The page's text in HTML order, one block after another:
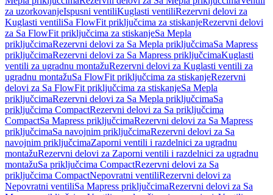
za uzorkovanjeIspusni ventiliKuglasti ventiliRezervni delovi za
Kuglasti ventiliSa FlowFit priključcima za stiskanjeRezervni delovi
za Sa FlowFit priključcima za stiskanjeSa Mepla
priključcimaRezervni delovi za Sa Mepla priključcimaSa Mapress
priključcimaRezervni delovi za Sa Mapress priključcimaKuglasti
ventili za ugradnu montažuRezervni delovi za Kuglasti ventili za
ugradnu montažuSa FlowFit priključcima za stiskanjeRezervni
delovi za Sa FlowFit priključcima za stiskanjeSa Mepla
priključcimaRezervni delovi za Sa Mepla priključcimaSa
priključcima CompactRezervni delovi za Sa priključcima
CompactSa Mapress priključcimaRezervni delovi za Sa Mapress
priključcimaSa navojnim priključcimaRezervni delovi za Sa
navojnim priključcimaZaporni ventili i razdelnici za ugradnu
montažuRezervni delovi za Zaporni ventili i razdelnici za ugradnu
montažuSa priključcima CompactRezervni delovi za Sa
priključcima CompactNepovratni ventiliRezervni delovi za
Nepovratni ventiliSa Mapress priključcimaRezervni delovi za Sa